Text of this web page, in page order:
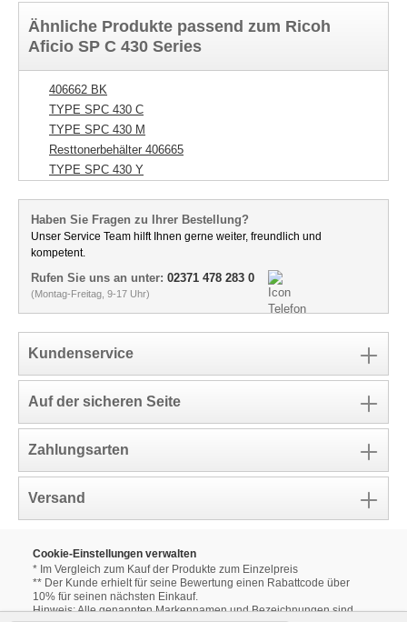
Ähnliche Produkte passend zum Ricoh
Aficio SP C 430 Series
406662 BK
TYPE SPC 430 C
TYPE SPC 430 M
Resttonerbehälter 406665
TYPE SPC 430 Y
Haben Sie Fragen zu Ihrer Bestellung?
Unser Service Team hilft Ihnen gerne weiter, freundlich und
kompetent.
Rufen Sie uns an unter: 02371 478 283 0
(Montag-Freitag, 9-17 Uhr)
Kundenservice
Auf der sicheren Seite
Zahlungsarten
Versand
Cookie-Einstellungen verwalten
* Im Vergleich zum Kauf der Produkte zum Einzelpreis
** Der Kunde erhielt für seine Bewertung einen Rabattcode über
10% für seinen nächsten Einkauf.
Hinweis: Alle genannten Markennamen und Bezeichnungen sind